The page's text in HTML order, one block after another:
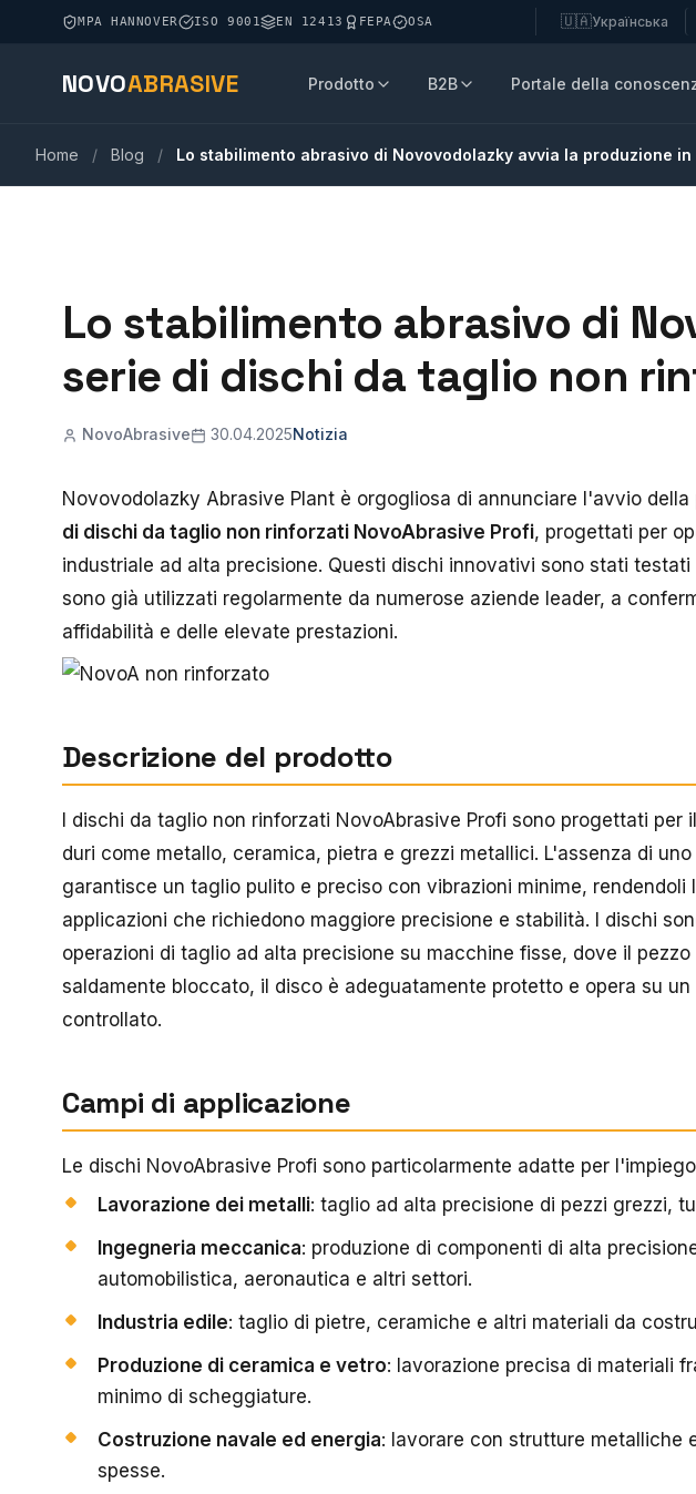
MPA HANNOVER ISO 9001 EN 12413 FEPA OSA 🇺🇦Українська
NOVOABRASIVE Prodotto B2B Portale della
Home / Blog / Lo stabilimento abrasivo di Novovodolazky avvia la produzione
Lo stabilimento abrasivo di
serie di dischi da taglio non
NovoAbrasive 30.04.2025Notizia
Novovodolazky Abrasive Plant è orgogliosa di annunciare l'avvio della
di dischi da taglio non rinforzati NovoAbrasive Profi, progettati per
industriale ad alta precisione. Questi dischi innovativi sono stati
sono già utilizzati regolarmente da numerose aziende leader, a
affidabilità e delle elevate prestazioni.
Descrizione del prodotto
I dischi da taglio non rinforzati NovoAbrasive Profi sono progettati per
duri come metallo, ceramica, pietra e grezzi metallici. L'assenza di
garantisce un taglio pulito e preciso con vibrazioni minime, rendendoli
applicazioni che richiedono maggiore precisione e stabilità. I dischi
operazioni di taglio ad alta precisione su macchine fisse, dove il pezzo
saldamente bloccato, il disco è adeguatamente protetto e opera su
controllato.
Campi di applicazione
Le dischi NovoAbrasive Profi sono particolarmente adatte per
Lavorazione dei metalli: taglio ad alta precisione di pezzi grezzi,
Ingegneria meccanica: produzione di componenti di alta
automobilistica, aeronautica e altri settori.
Industria edile: taglio di pietre, ceramiche e altri materiali da
Produzione di ceramica e vetro: lavorazione precisa di materiali
minimo di scheggiature.
Costruzione navale ed energia: lavorare con strutture metalliche
spesse.